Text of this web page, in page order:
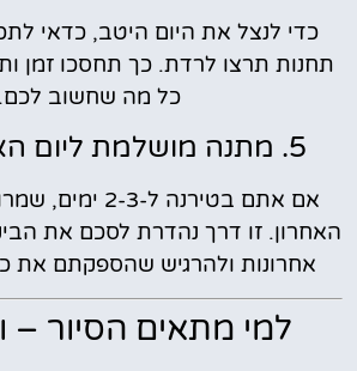
כדי לנצל את היום היטב, כדאי
תחנות תרצו לרדת. כך תחסכו זמן
כל מה שחשוב לכם.
5. מתנה מושלמת ליום האחרון בעיר
אם אתם בטירנה ל-
האחרון. זו דרך נהדרת לסכם את
אחרונות ולהרגיש שהספקתם את
למי מתאים הסיור –